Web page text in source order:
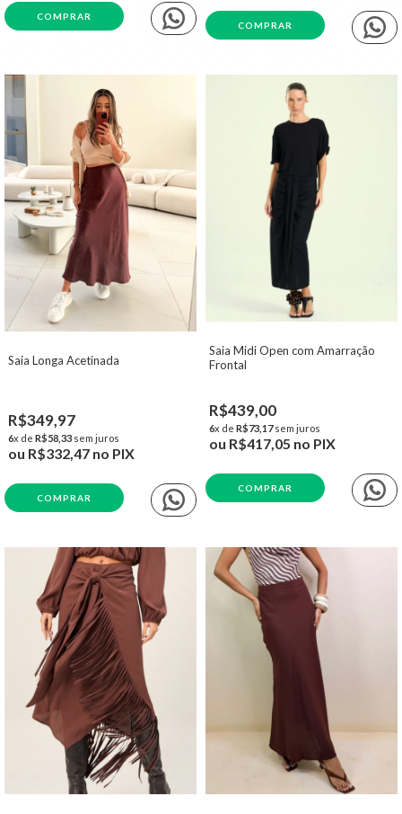
COMPRAR
COMPRAR
Saia Longa Acetinada
R$349,97
6x de R$58,33 sem juros
ou R$332,47 no PIX
COMPRAR
Saia Midi Open com Amarração
Frontal
R$439,00
6x de R$73,17sem juros
ou R$417,05 no PIX
COMPRAR